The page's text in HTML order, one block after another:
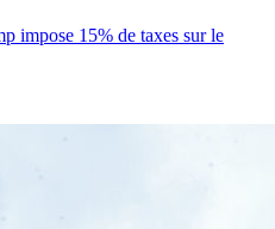
impose 15% de taxes sur le